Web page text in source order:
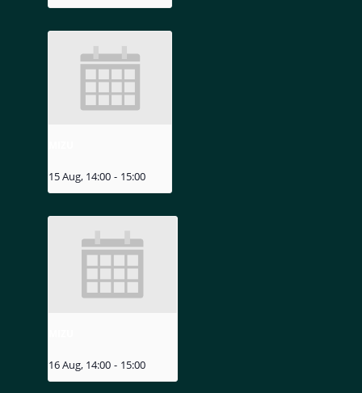
15 Aug, 14:00 - 15:00
16 Aug, 14:00 - 15:00